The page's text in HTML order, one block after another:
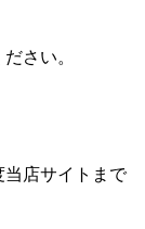
さい。
当店サイトまで